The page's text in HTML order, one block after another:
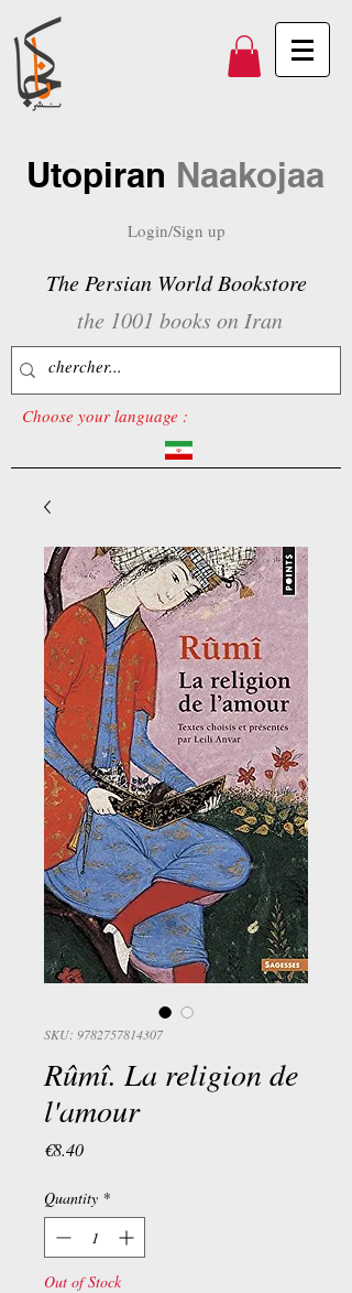
Utopiran Naakojaa
Login/Sign up
The Persian World Bookstore
the 1001 books on Iran
Choose your language :
SKU: 9782757814307
Rûmî. La religion de
l'amour
€8.40Price
Quantity *
Out of Stock